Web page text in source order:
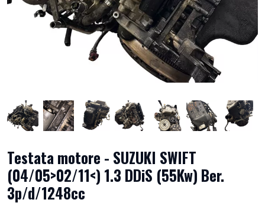
Testata motore - SUZUKI SWIFT
(04/05>02/11<) 1.3 DDiS (55Kw) Ber.
3p/d/1248cc